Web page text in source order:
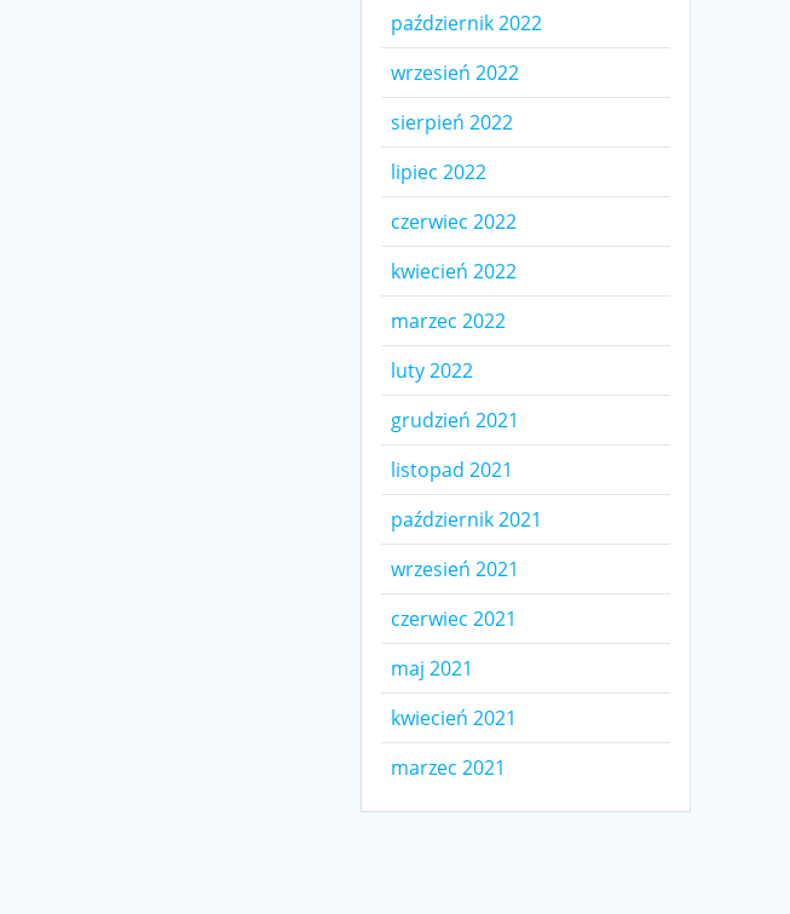
październik 2022
wrzesień 2022
sierpień 2022
lipiec 2022
czerwiec 2022
kwiecień 2022
marzec 2022
luty 2022
grudzień 2021
listopad 2021
październik 2021
wrzesień 2021
czerwiec 2021
maj 2021
kwiecień 2021
marzec 2021